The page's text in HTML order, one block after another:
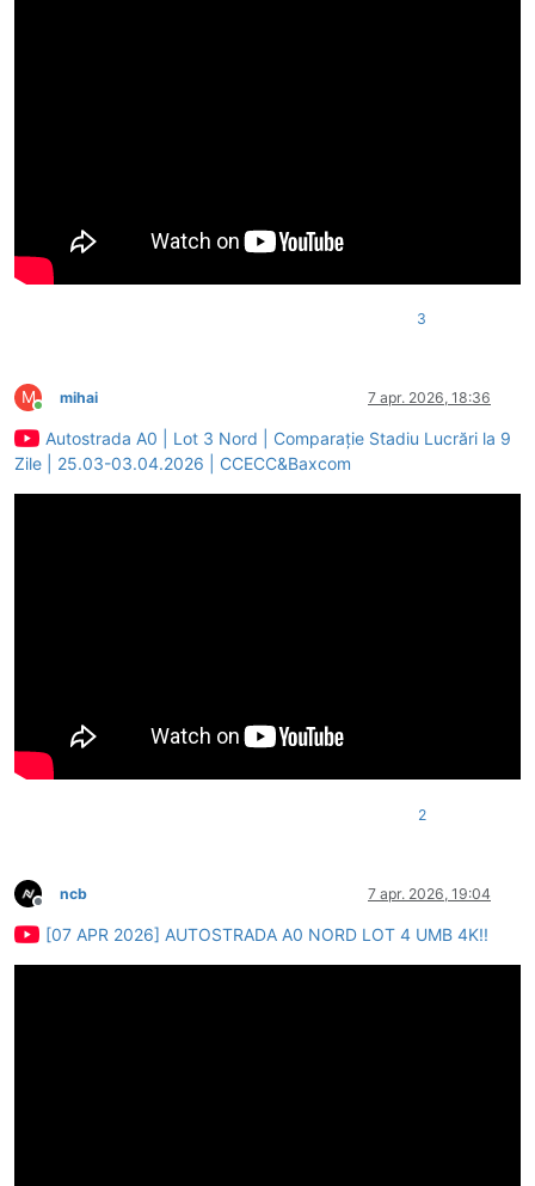
3
M
Conectat
mihai 7 apr. 2026, 18:36
Autostrada A0 | Lot 3 Nord | Comparație Stadiu Lucrări la 9
Zile | 25.03-03.04.2026 | CCECC&Baxcom
2
Deconectat
ncb 7 apr. 2026, 19:04
[07 APR 2026] AUTOSTRADA A0 NORD LOT 4 UMB 4K!!